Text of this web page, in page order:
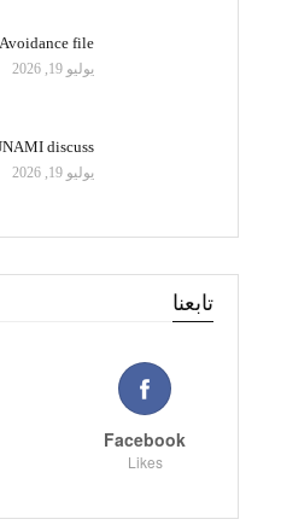
file
يوليو 19, 2026
discuss…
يوليو 19, 2026
تابعنا
Facebook
Likes